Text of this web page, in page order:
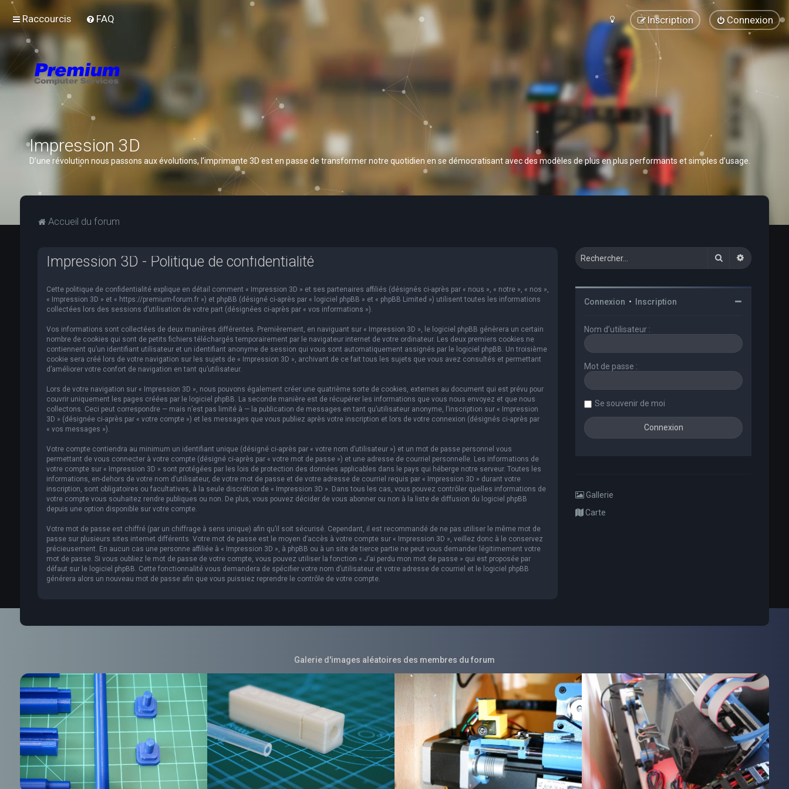
Raccourcis FAQ Connexion
Inscription
Impression 3D
D’une révolution nous passons aux évolutions, l’imprimante 3D est en passe de transformer notre quotidien en se démocratisant avec des modèles de plus en plus performants et simples d’usage.
Accueil du forum
Impression 3D - Politique de confidentialité
Cette politique de confidentialité explique en détail comment « Impression 3D » et ses partenaires affiliés (désignés ci-après par « nous », « notre », « nos »,
« Impression 3D » et « https://premium-forum.fr ») et phpBB (désigné ci-après par « logiciel phpBB » et « phpBB Limited ») utilisent toutes les informations
collectées lors des sessions d’utilisation de votre part (désignées ci-après par « vos informations »).
Vos informations sont collectées de deux manières différentes. Premièrement, en naviguant sur « Impression 3D », le logiciel phpBB génèrera un certain
nombre de cookies qui sont de petits fichiers téléchargés temporairement par le navigateur internet de votre ordinateur. Les deux premiers cookies ne
contiennent qu’un identifiant utilisateur et un identifiant anonyme de session qui vous sont automatiquement assignés par le logiciel phpBB. Un troisième
cookie sera créé lors de votre navigation sur les sujets de « Impression 3D », archivant de ce fait tous les sujets que vous avez consultés et permettant
d’améliorer votre confort de navigation en tant qu’utilisateur.
Lors de votre navigation sur « Impression 3D », nous pouvons également créer une quatrième sorte de cookies, externes au document qui est prévu pour
couvrir uniquement les pages créées par le logiciel phpBB. La seconde manière est de récupérer les informations que vous nous envoyez et que nous
collectons. Ceci peut correspondre — mais n’est pas limité à — la publication de messages en tant qu’utilisateur anonyme, l’inscription sur « Impression
3D » (désignée ci-après par « votre compte ») et les messages que vous publiez après votre inscription et lors de votre connexion (désignés ci-après par
« vos messages »).
Votre compte contiendra au minimum un identifiant unique (désigné ci-après par « votre nom d’utilisateur ») et un mot de passe personnel vous
permettant de vous connecter à votre compte (désigné ci-après par « votre mot de passe ») et une adresse de courriel personnelle. Les informations de
votre compte sur « Impression 3D » sont protégées par les lois de protection des données applicables dans le pays qui héberge notre serveur. Toutes les
informations, en-dehors de votre nom d’utilisateur, de votre mot de passe et de votre adresse de courriel requis par « Impression 3D » durant votre
inscription, sont obligatoires ou facultatives, à la seule discrétion de « Impression 3D ». Dans tous les cas, vous pouvez contrôler quelles informations de
votre compte vous souhaitez rendre publiques ou non. De plus, vous pouvez décider de vous abonner ou non à la liste de diffusion du logiciel phpBB
depuis une option disponible sur votre compte.
Votre mot de passe est chiffré (par un chiffrage à sens unique) afin qu’il soit sécurisé. Cependant, il est recommandé de ne pas utiliser le même mot de
passe sur plusieurs sites internet différents. Votre mot de passe est le moyen d’accès à votre compte sur « Impression 3D », veillez donc à le conservez
précieusement. En aucun cas une personne affiliée à « Impression 3D », à phpBB ou à un site de tierce partie ne peut vous demander légitimement votre
mot de passe. Si vous oubliez le mot de passe de votre compte, vous pouvez utiliser la fonction « J’ai perdu mon mot de passe » qui est proposée par
défaut sur le logiciel phpBB. Cette fonctionnalité vous demandera de spécifier votre nom d’utilisateur et votre adresse de courriel et le logiciel phpBB
générera alors un nouveau mot de passe afin que vous puissiez reprendre le contrôle de votre compte.
Rechercher
Connexion • Inscription
Nom d’utilisateur :
Mot de passe :
Se souvenir de moi
Gallerie
Carte
Galerie d'images aléatoires des membres du forum